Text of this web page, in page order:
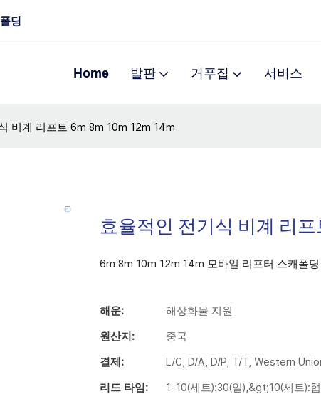
딩
Home 발판 거푸집 서비스
비계 리프트 6m 8m 10m 12m 14m
효율적인 전기식 비계 리
6m 8m 10m 12m 14m 모바일 리프터 스캐폴
해운: 해상화물 지원
원산지: 중국
결제: L/C, D/A, D/P, T/T, Western
리드 타임: 1-10(세트):30(일),&gt;10(세트):